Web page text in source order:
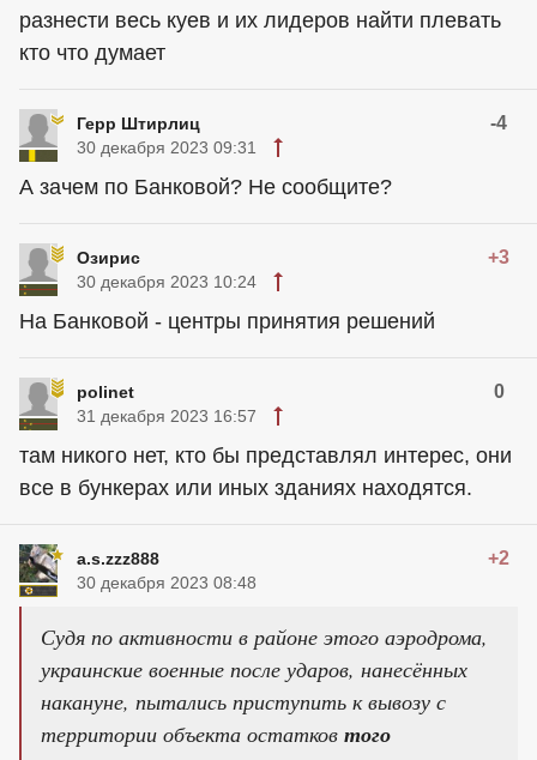
разнести весь куев и их лидеров найти плевать
кто что думает
Герр Штирлиц -4
30 декабря 2023 09:31
А зачем по Банковой? Не сообщите?
Озирис +3
30 декабря 2023 10:24
На Банковой - центры принятия решений
polinet 0
31 декабря 2023 16:57
там никого нет, кто бы представлял интерес, они
все в бункерах или иных зданиях находятся.
a.s.zzz888 +2
30 декабря 2023 08:48
Судя по активности в районе этого аэродрома,
украинские военные после ударов, нанесённых
накануне, пытались приступить к вывозу с
территории объекта остатков того